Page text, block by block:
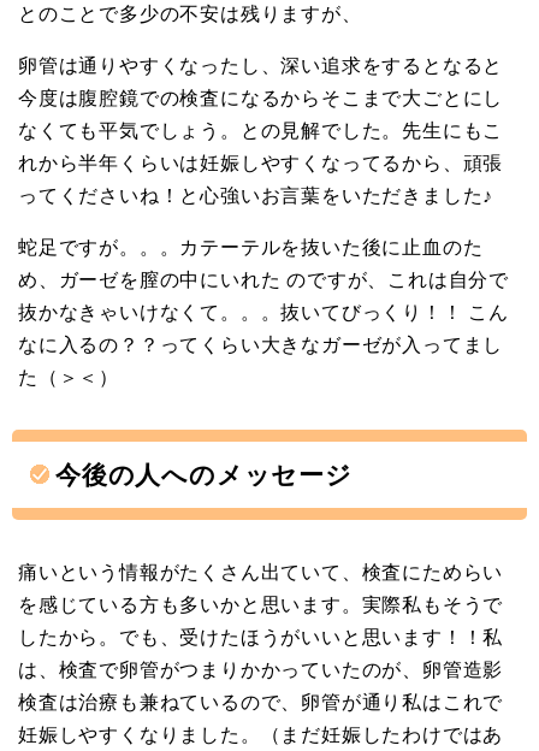
とのことで多少の不安は残りますが、
卵管は通りやすくなったし、深い追求をするとなると
今度は腹腔鏡での検査になるからそこまで大ごとにし
なくても平気でしょう。との見解でした。先生にもこ
れから半年くらいは妊娠しやすくなってるから、頑張
ってくださいね！と心強いお言葉をいただきました♪
蛇足ですが。。。カテーテルを抜いた後に止血のた
め、ガーゼを膣の中にいれた のですが、これは自分で
抜かなきゃいけなくて。。。抜いてびっくり！！ こん
なに入るの？？ってくらい大きなガーゼが入ってまし
た（＞＜）
今後の人へのメッセージ
痛いという情報がたくさん出ていて、検査にためらい
を感じている方も多いかと思います。実際私もそうで
したから。でも、受けたほうがいいと思います！！私
は、検査で卵管がつまりかかっていたのが、卵管造影
検査は治療も兼ねているので、卵管が通り私はこれで
妊娠しやすくなりました。（まだ妊娠したわけではあ